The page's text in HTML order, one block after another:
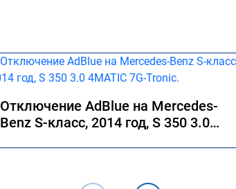
Отключение AdBlue на Mercedes-
Benz S-класс, 2014 год, S 350 3.0